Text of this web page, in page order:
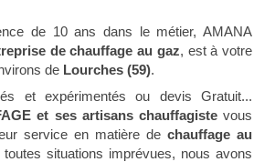
de 10 ans dans le métier, AMANA
de chauffage au gaz, est à votre
de Lourches (59).
et expérimentés ou devis Gratuit...
et ses artisans chauffagistevous
service en matière de chauffage au
situations imprévues, nous avons